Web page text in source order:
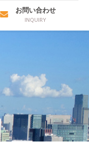
お問い合わせ
INQUIRY